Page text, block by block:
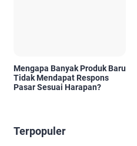
Mengapa Banyak Produk Baru
Tidak Mendapat Respons
Pasar Sesuai Harapan?
Terpopuler